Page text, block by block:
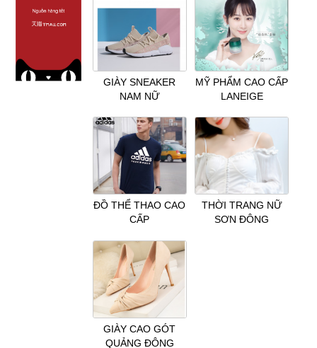
GIÀY SNEAKER
NAM NỮ
MỸ PHẨM CAO CẤP
LANEIGE
ĐỒ THỂ THAO CAO
CẤP
THỜI TRANG NỮ
SƠN ĐÔNG
GIÀY CAO GÓT
QUẢNG ĐÔNG